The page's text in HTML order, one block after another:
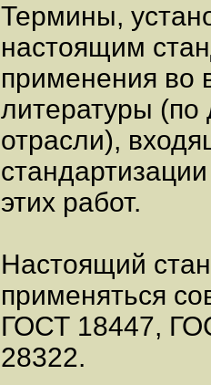
Термины,
настоящим
применения во
литературы (по
отрасли),
этих работ.
Настоящий
применяться
ГОСТ 18447,
28322.